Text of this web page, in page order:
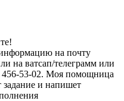
на почту
на ватсап/телеграмм или
456-53-02. Моя помощница
задание и напишет